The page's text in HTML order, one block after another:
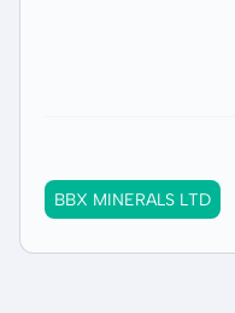
BBX MINERALS LTD